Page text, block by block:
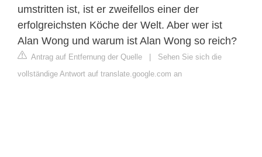
umstritten ist, ist er zweifellos einer der
erfolgreichsten Köche der Welt. Aber wer ist
Alan Wong und warum ist Alan Wong so reich?
Antrag auf Entfernung der Quelle | Sehen Sie sich die
vollständige Antwort auf translate.google.com an